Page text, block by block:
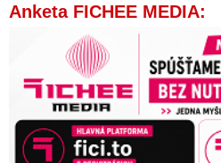
Anketa FICHEE MEDIA: